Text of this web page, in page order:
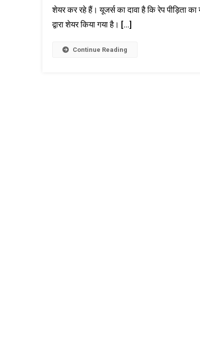
शेयर कर रहे हैं। यूजर्स का दावा है कि रेप पीड़िता
द्वारा शेयर किया गया है। […]
Continue Reading